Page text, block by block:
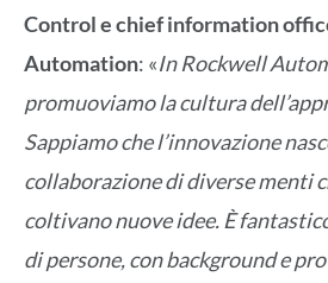
Control e chief information
Automation: «In Rockwell
promuoviamo la cultura
Sappiamo che l’innovazione
collaborazione di diverse menti
coltivano nuove idee. È
di persone, con background e